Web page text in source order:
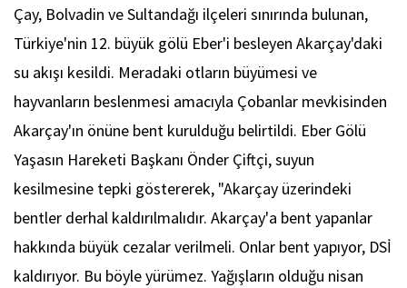
Çay, Bolvadin ve Sultandağı ilçeleri sınırında bulunan,
Türkiye'nin 12. büyük gölü Eber'i besleyen Akarçay'daki
su akışı kesildi. Meradaki otların büyümesi ve
hayvanların beslenmesi amacıyla Çobanlar mevkisinden
Akarçay'ın önüne bent kurulduğu belirtildi. Eber Gölü
Yaşasın Hareketi Başkanı Önder Çiftçi, suyun
kesilmesine tepki göstererek, "Akarçay üzerindeki
bentler derhal kaldırılmalıdır. Akarçay'a bent yapanlar
hakkında büyük cezalar verilmeli. Onlar bent yapıyor, DSİ
kaldırıyor. Bu böyle yürümez. Yağışların olduğu nisan